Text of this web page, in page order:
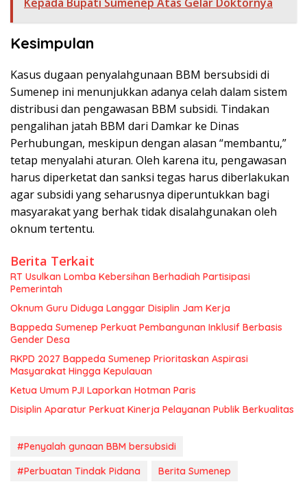
Kesimpulan
Kasus dugaan penyalahgunaan BBM bersubsidi di
Sumenep ini menunjukkan adanya celah dalam sistem
distribusi dan pengawasan BBM subsidi. Tindakan
pengalihan jatah BBM dari Damkar ke Dinas
Perhubungan, meskipun dengan alasan “membantu,”
tetap menyalahi aturan. Oleh karena itu, pengawasan
harus diperketat dan sanksi tegas harus diberlakukan
agar subsidi yang seharusnya diperuntukkan bagi
masyarakat yang berhak tidak disalahgunakan oleh
oknum tertentu.
Berita Terkait
RT Usulkan Lomba Kebersihan Berhadiah Partisipasi
Pemerintah
Oknum Guru Diduga Langgar Disiplin Jam Kerja
Bappeda Sumenep Perkuat Pembangunan Inklusif Berbasis
Gender Desa
RKPD 2027 Bappeda Sumenep Prioritaskan Aspirasi
Masyarakat Hingga Kepulauan
Ketua Umum PJI Laporkan Hotman Paris
Disiplin Aparatur Perkuat Kinerja Pelayanan Publik Berkualitas
#Penyalah gunaan BBM bersubsidi
#Perbuatan Tindak Pidana
Berita Sumenep